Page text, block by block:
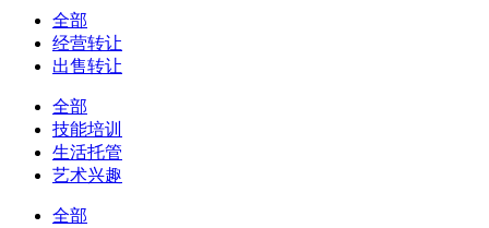
全部
经营转让
出售转让
全部
技能培训
生活托管
艺术兴趣
全部